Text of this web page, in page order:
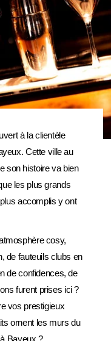
à la clientèle
Cette ville au
son histoire va bien
les plus grands
accomplis y ont
cosy,
de fauteuils clubs en
de confidences, de
furent prises ici ?
vos prestigieux
ornent les murs du
Bayeux ?